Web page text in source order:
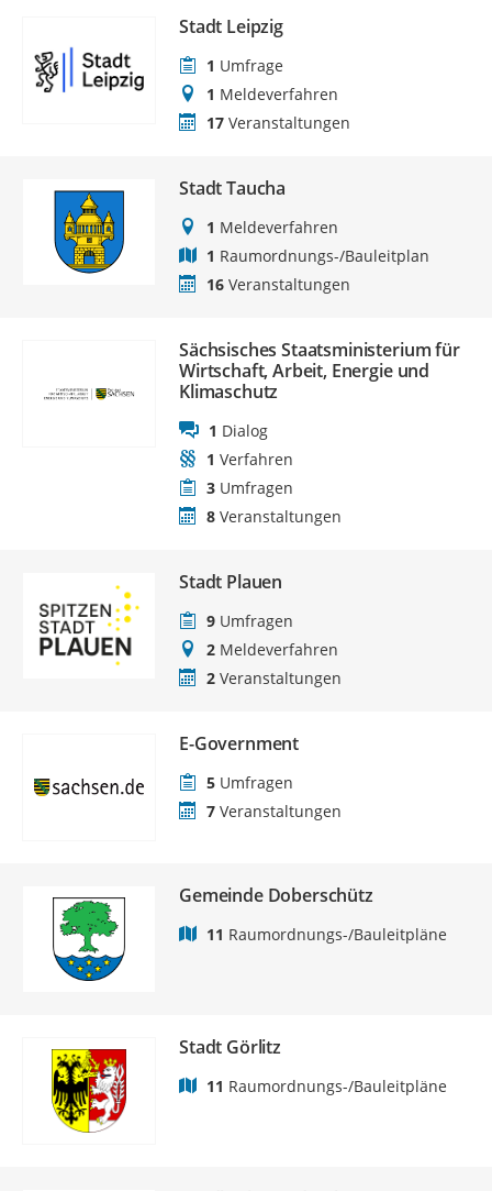
Stadt Leipzig
1 Umfrage
1 Meldeverfahren
17 Veranstaltungen
Stadt Taucha
1 Meldeverfahren
1 Raumordnungs-/Bauleitplan
16 Veranstaltungen
Sächsisches Staatsministerium für
Wirtschaft, Arbeit, Energie und
Klimaschutz
1 Dialog
1 Verfahren
3 Umfragen
8 Veranstaltungen
Stadt Plauen
9 Umfragen
2 Meldeverfahren
2 Veranstaltungen
E-Government
5 Umfragen
7 Veranstaltungen
Gemeinde Doberschütz
11 Raumordnungs-/Bauleitpläne
Stadt Görlitz
11 Raumordnungs-/Bauleitpläne